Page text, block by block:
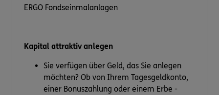
ERGO Fondseinmalanlagen
Kapital attraktiv anlegen
Sie verfügen über Geld, das Sie anlegen
möchten? Ob von Ihrem Tagesgeldkonto,
einer Bonuszahlung oder einem Erbe -